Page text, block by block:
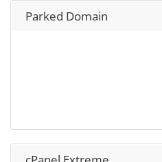
Parked Domain